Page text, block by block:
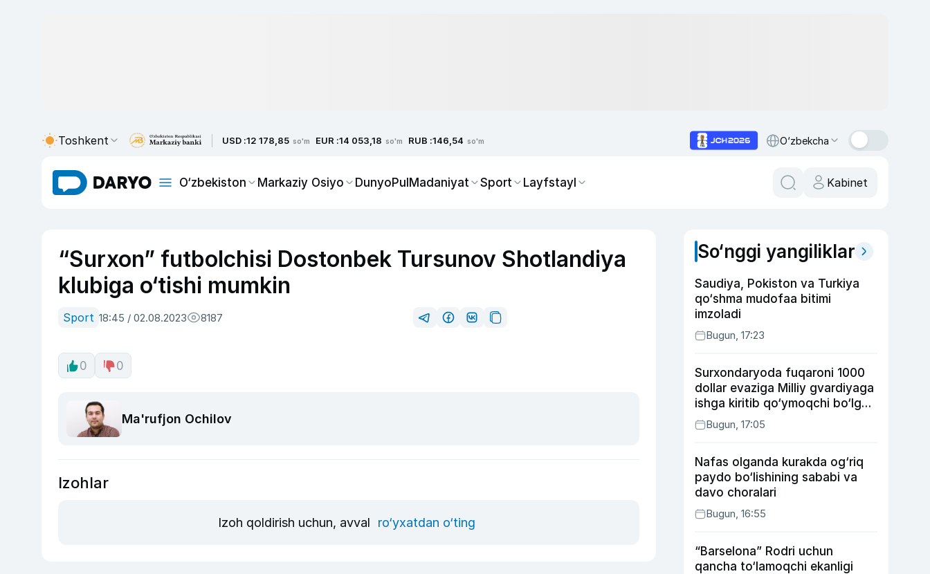
Toshkent USD :12 178,85 so'm EUR :14 053,18 so'm RUB :146,54 so'm O‘zbekcha
O‘zbekiston Markaziy Osiyo DunyoPulMadaniyat Sport Layfstayl Kabinet
“Surxon” futbolchisi Dostonbek Tursunov Shotlandiya
klubiga o‘tishi mumkin
Sport 18:45 / 02.08.2023 8187
0 0
Ma'rufjon Ochilov
Izohlar
Izoh qoldirish uchun, avval ro‘yxatdan o‘ting
So‘nggi yangiliklar
Saudiya, Pokiston va Turkiya
qo‘shma mudofaa bitimi
imzoladi
Bugun, 17:23
Surxondaryoda fuqaroni 1000
dollar evaziga Milliy gvardiyaga
ishga kiritib qo‘ymoqchi bo‘lgan
shaxs ushlandi
Bugun, 17:05
Nafas olganda kurakda og‘riq
paydo bo‘lishining sababi va
davo choralari
Bugun, 16:55
“Barselona” Rodri uchun
qancha to‘lamoqchi ekanligi